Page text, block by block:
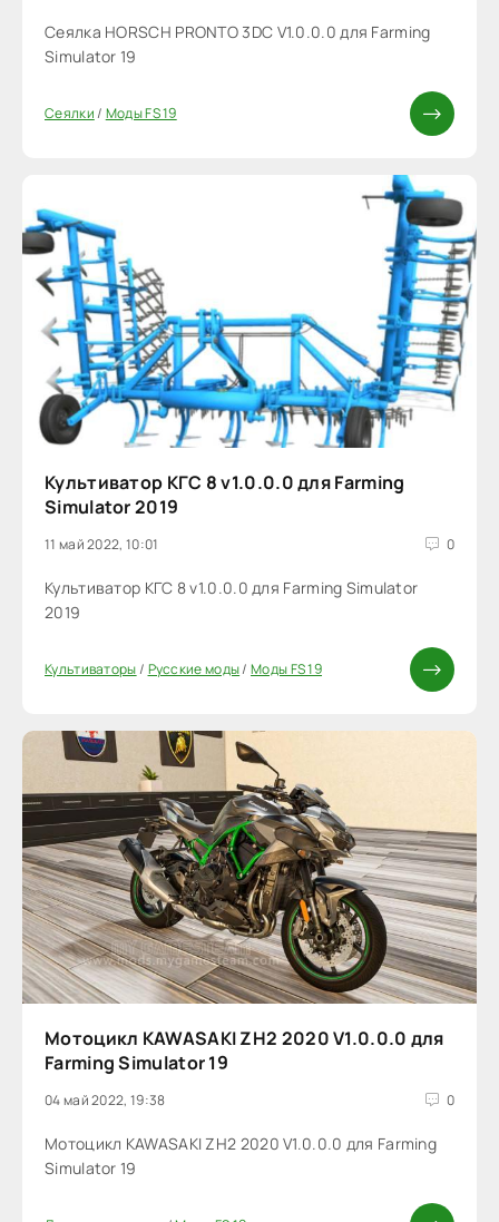
Сеялка HORSCH PRONTO 3DC V1.0.0.0 для Farming
Simulator 19
Сеялки/ Моды FS 19
Культиватор КГС 8 v1.0.0.0 для Farming
Simulator 2019
11 май 2022, 10:01 0
Культиватор КГС 8 v1.0.0.0 для Farming Simulator
2019
Культиваторы/ Русские моды/Моды FS 19
Мотоцикл KAWASAKI ZH2 2020 V1.0.0.0 для
Farming Simulator 19
04 май 2022, 19:38 0
Мотоцикл KAWASAKI ZH2 2020 V1.0.0.0 для Farming
Simulator 19